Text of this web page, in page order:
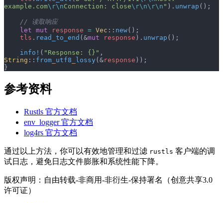
example.com\r\nConnection: close\r\n\r\n " ). unwrap ();
    // 读取响应
    let
mut response = Vec :: new();
    tls
. read_to_end (&mut response ). unwrap ();
    info!
( "Response: {}"
String :: from_utf8_lossy (&response ));
}
参考资料
Rustls 官方文档
env_logger 官方文档
log4rs 官方文档
通过以上方法，你可以有效地管理和过滤 rustls 客户端的调
试日志，避免日志文件膨胀和系统性能下降。
版权声明：自由转载-非商用-非衍生-保持署名（创意共享3.0
许可证）